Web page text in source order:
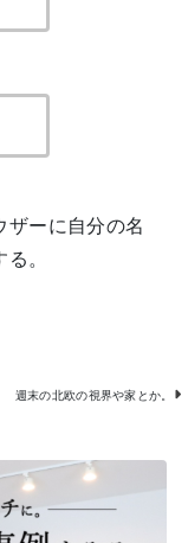
ザーに自分の名
。
週末の北欧の視界や家とか。